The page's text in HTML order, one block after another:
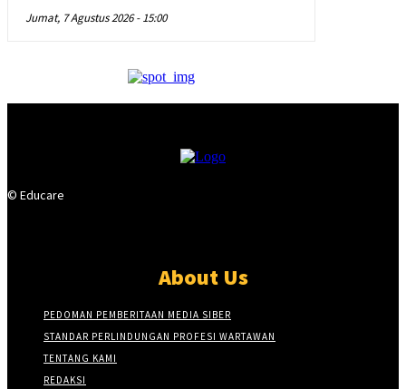
Jumat, 7 Agustus 2026 - 15:00
© Educare
About Us
PEDOMAN PEMBERITAAN MEDIA SIBER
STANDAR PERLINDUNGAN PROFESI WARTAWAN
TENTANG KAMI
REDAKSI